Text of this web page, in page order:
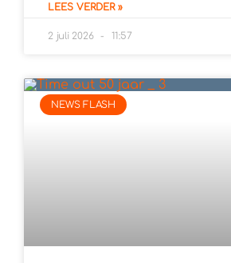
LEES VERDER »
2 juli 2026 11:57
NEWS FLASH